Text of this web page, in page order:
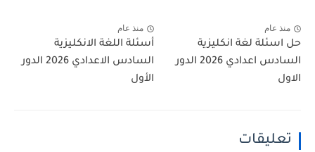
منذ عام
حل اسئلة لغة انكليزية
السادس اعدادي 2026 الدور
الاول
منذ عام
أسئلة اللغة الانكليزية
السادس الاعدادي 2026 الدور
الأول
تعليقات